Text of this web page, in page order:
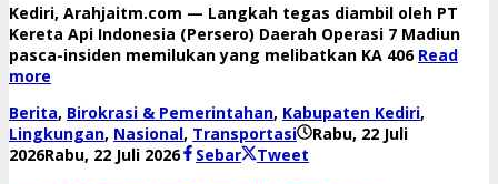
​Kediri, Arahjaitm.com — Langkah tegas diambil oleh PT
Kereta Api Indonesia (Persero) Daerah Operasi 7 Madiun
pasca-insiden memilukan yang melibatkan KA 406 Read
more
Berita, Birokrasi & Pemerintahan, Kabupaten Kediri,
Lingkungan, Nasional, Transportasi
Rabu, 22 Juli
2026Rabu, 22 Juli 2026olehSebar
Tweet